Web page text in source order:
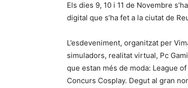
Els dies 9, 10 i 11 de Novembre
digital que s’ha fet a la ciutat de
L’esdeveniment, organitzat per
simuladors, realitat virtual, Pc
que estan més de moda: League
Concurs Cosplay. Degut al gran